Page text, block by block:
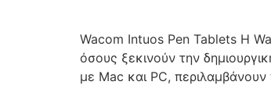
Wacom Intuos Pen Tablets Η
όσους ξεκινούν την
με Mac και PC,